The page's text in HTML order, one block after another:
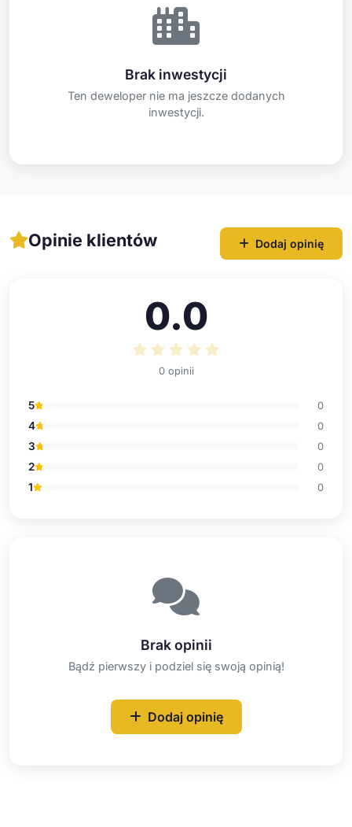
Brak inwestycji
Ten deweloper nie ma jeszcze dodanych
inwestycji.
Opinie klientów Dodaj opinię
0.0
0 opinii
5 0
4 0
3 0
2 0
1 0
Brak opinii
Bądź pierwszy i podziel się swoją opinią!
Dodaj opinię